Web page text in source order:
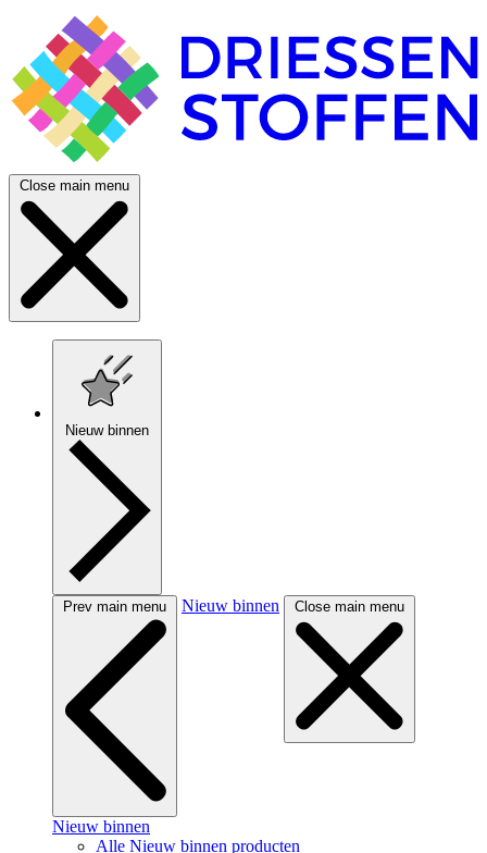
Close main menu
Nieuw binnen
Prev main menu Nieuw binnen Close main menu
Nieuw binnen
Alle Nieuw binnen producten